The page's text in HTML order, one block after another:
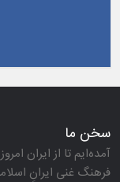
سخن ما
آمده‌ایم تا از ایران
فرهنگ غنی ایرانِ